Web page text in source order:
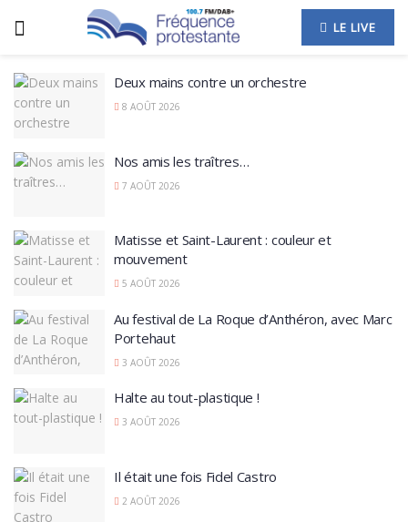
LE LIVE
Deux mains contre un orchestre
8 AOÛT 2026
Nos amis les traîtres…
7 AOÛT 2026
Matisse et Saint-Laurent : couleur et
mouvement
5 AOÛT 2026
Au festival de La Roque d’Anthéron, avec Marc
Portehaut
3 AOÛT 2026
Halte au tout-plastique !
3 AOÛT 2026
Il était une fois Fidel Castro
2 AOÛT 2026